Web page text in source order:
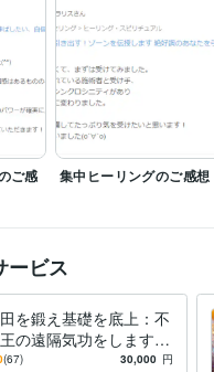
ティブツール
ビジネス 戦略 マインド
ルシンキング
ご感
集中ヒーリングのご感想
ービス
を鍛え基礎を底上：不
の遠隔気功をします
安定・落ち着き・自分
(67) 30,000 円